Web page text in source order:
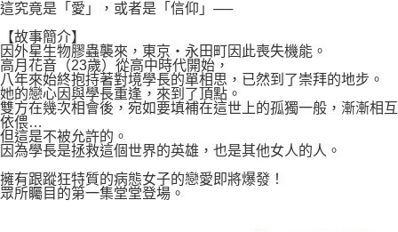
３．未成年的使用者請事先徵得法定代理人或監護人之同意方可使用
「AFTEE先享後付」，若未經同意申辦者引起之損失，本公司不負相關責
任。
４．使用「AFTEE先享後付」時，將依據個別帳號之用戶狀況，依本公司即
時審查核予不同之上限額度；若仍有額度不足之情形，本公司將視審查結果
請求用戶進行身份認證。
５．嚴禁一人註冊多個帳號或使用他人資訊註冊。若發現惡意使用之情形，
恩沛科技股份有限公司將有權停止該用戶之使用額度並採取法律行動。
每筆NT$100，滿NT$800(含以上)免運費
國家/地區配送 查看運費
這究竟是「愛」，或者是「信仰」──
【故事簡介】
因外星生物膠蟲襲來，東京・永田町因此喪失機能。
高月花音（23歲）從高中時代開始，
八年來始終抱持著對境學長的單相思，已然到了崇拜的地步。
她的戀心因與學長重逢，來到了頂點。
雙方在幾次相會後，宛如要填補在這世上的孤獨一般，漸漸相互
依偎…
但這是不被允許的。
因為學長是拯救這個世界的英雄，也是其他女人的人。
擁有跟蹤狂特質的病態女子的戀愛即將爆發！
眾所矚目的第一集堂堂登場。